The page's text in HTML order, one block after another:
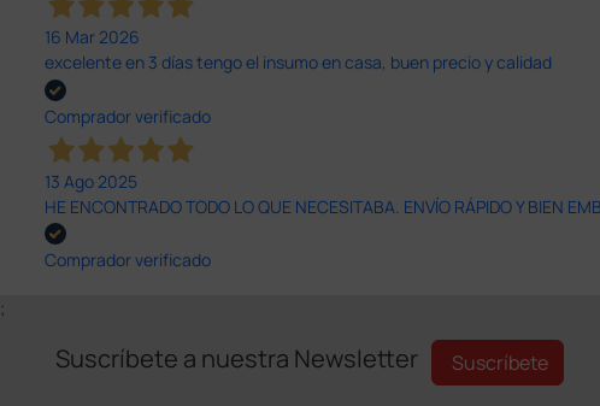
16 Mar 2026
excelente en 3 días tengo el insumo en casa, buen precio y calidad
Comprador verificado
13 Ago 2025
HE ENCONTRADO TODO LO QUE NECESITABA. ENVÍO RÁPIDO Y BIEN
Comprador verificado
;
Suscríbete a nuestra Newsletter Suscríbete